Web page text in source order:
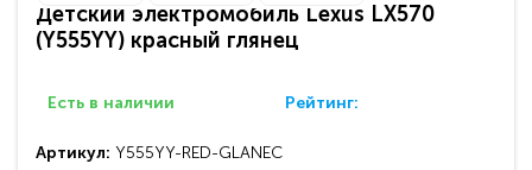
Детский электромобиль Lexus LX570
(Y555YY) красный глянец
Есть в наличии Рейтинг:
Артикул: Y555YY-RED-GLANEC